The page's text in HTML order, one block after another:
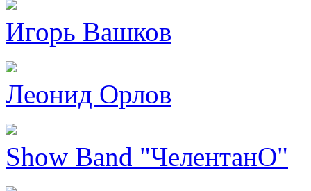
Игорь Вашков
Леонид Орлов
Show Band "ЧелентанО"